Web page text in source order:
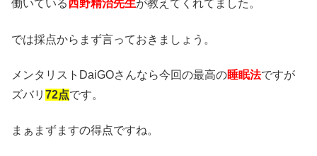
働いている西野精治先生が教えてくれてました。
では採点からまず言っておきましょう。
メンタリストDaiGOさんなら今回の最高の睡眠法ですが
ズバリ 72点です。
まぁまずますの得点ですね。